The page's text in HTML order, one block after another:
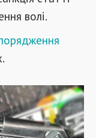
волі.